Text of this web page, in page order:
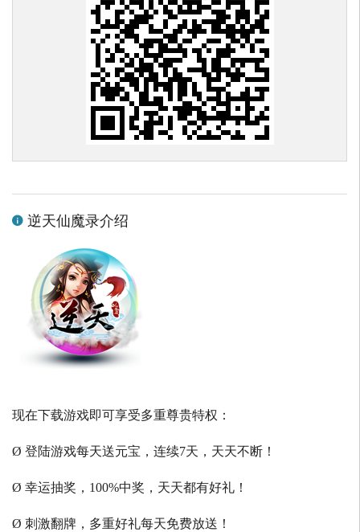
逆天仙魔录介绍
现在下载游戏即可享受多重尊贵特权：
Ø 登陆游戏每天送元宝，连续7天，天天不断！
Ø 幸运抽奖，100%中奖，天天都有好礼！
Ø 刺激翻牌，多重好礼每天免费放送！